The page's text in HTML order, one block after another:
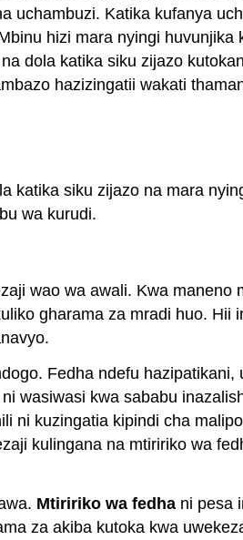
uchambuzi. Katika kufanya
hizi mara nyingi huvunjika
dola katika siku zijazo
hazizingatii wakati
katika siku zijazo na mara
wa kurudi.
wao wa awali. Kwa maneno
gharama za mradi huo. Hii
Fedha ndefu
wasiwasi kwa sababu
ni kuzingatia kipindi cha
kulingana na mtiririko wa
Mtiririko wa fedha ni pesa
za akiba kutoka kwa